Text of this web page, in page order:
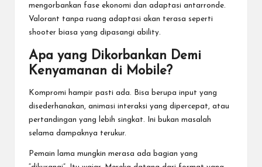
mengorbankan fase ekonomi dan adaptasi antarronde.
Valorant tanpa ruang adaptasi akan terasa seperti
shooter biasa yang dipasangi ability.
Apa yang Dikorbankan Demi
Kenyamanan di Mobile?
Kompromi hampir pasti ada. Bisa berupa input yang
disederhanakan, animasi interaksi yang dipercepat, atau
pertandingan yang lebih singkat. Ini bukan masalah
selama dampaknya terukur.
Pemain lama mungkin merasa ada bagian yang